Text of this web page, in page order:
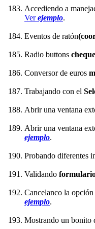
Accediendo a
Verejemplo.
Eventos de ratón
Radio buttons
Conversor de euros
Trabajando con el
Abrir una ventana
Abrir una ventana
ejemplo.
Probando diferentes
Validando
Cancelanco la
ejemplo.
Mostrando un bonito